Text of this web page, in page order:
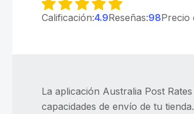
Calificación:4.9Reseñas:98Precio
La aplicación Australia Post
capacidades de envío de tu